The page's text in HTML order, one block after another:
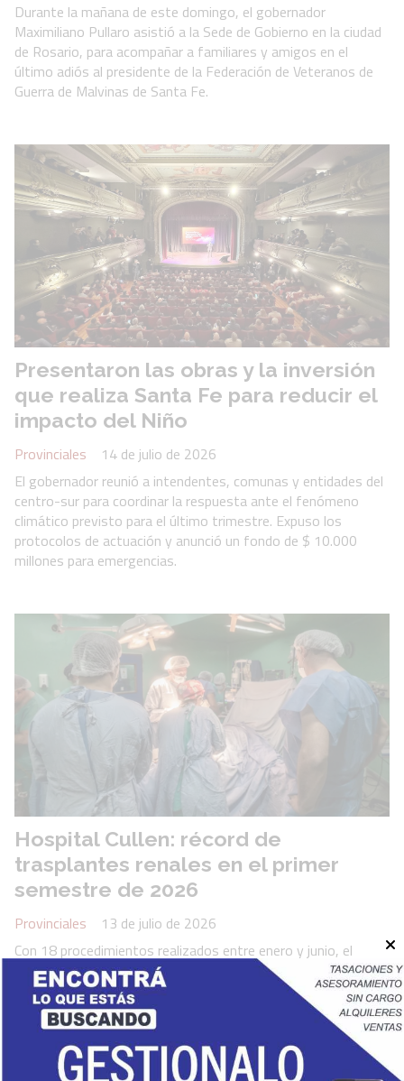
Durante la mañana de este domingo, el gobernador
Maximiliano Pullaro asistió a la Sede de Gobierno en la ciudad
de Rosario, para acompañar a familiares y amigos en el
último adiós al presidente de la Federación de Veteranos de
Guerra de Malvinas de Santa Fe.
Presentaron las obras y la inversión
que realiza Santa Fe para reducir el
impacto del Niño
Provinciales
14 de julio de 2026
El gobernador reunió a intendentes, comunas y entidades del
centro-sur para coordinar la respuesta ante el fenómeno
climático previsto para el último trimestre. Expuso los
protocolos de actuación y anunció un fondo de $ 10.000
millones para emergencias.
Hospital Cullen: récord de
trasplantes renales en el primer
semestre de 2026
Provinciales
13 de julio de 2026
Con 18 procedimientos realizados entre enero y junio, el
Hospital Cullen registró el mejor primer semestre desde la
creación de la Unidad de Nefrología y Trasplante, en 2012. En
mayo, además, alcanzó los 300 trasplantes renales
efectuados.